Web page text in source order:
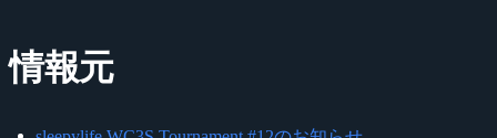
情報元